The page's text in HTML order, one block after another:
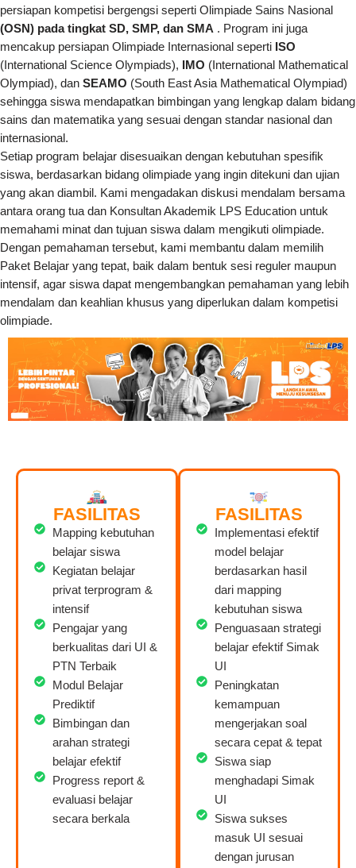
persiapan kompetisi bergengsi seperti Olimpiade Sains Nasional
(OSN) pada tingkat SD, SMP, dan SMA . Program ini juga
mencakup persiapan Olimpiade Internasional seperti ISO
(International Science Olympiads), IMO (International Mathematical
Olympiad), dan SEAMO (South East Asia Mathematical Olympiad)
sehingga siswa mendapatkan bimbingan yang lengkap dalam bidang
sains dan matematika yang sesuai dengan standar nasional dan
internasional.
Setiap program belajar disesuaikan dengan kebutuhan spesifik
siswa, berdasarkan bidang olimpiade yang ingin ditekuni dan ujian
yang akan diambil. Kami mengadakan diskusi mendalam bersama
antara orang tua dan Konsultan Akademik LPS Education untuk
memahami minat dan tujuan siswa dalam mengikuti olimpiade.
Dengan pemahaman tersebut, kami membantu dalam memilih
Paket Belajar yang tepat, baik dalam bentuk sesi reguler maupun
intensif, agar siswa dapat mengembangkan pemahaman yang lebih
mendalam dan keahlian khusus yang diperlukan dalam kompetisi
olimpiade.
FASILITAS
Mapping kebutuhan
belajar siswa
Kegiatan belajar
privat terprogram &
intensif
Pengajar yang
berkualitas dari UI &
PTN Terbaik
Modul Belajar
Prediktif
Bimbingan dan
arahan strategi
belajar efektif
Progress report &
evaluasi belajar
secara berkala
FASILITAS
Implementasi efektif
model belajar
berdasarkan hasil
dari mapping
kebutuhan siswa
Penguasaan strategi
belajar efektif Simak
UI
Peningkatan
kemampuan
mengerjakan soal
secara cepat & tepat
Siswa siap
menghadapi Simak
UI
Siswa sukses
masuk UI sesuai
dengan jurusan